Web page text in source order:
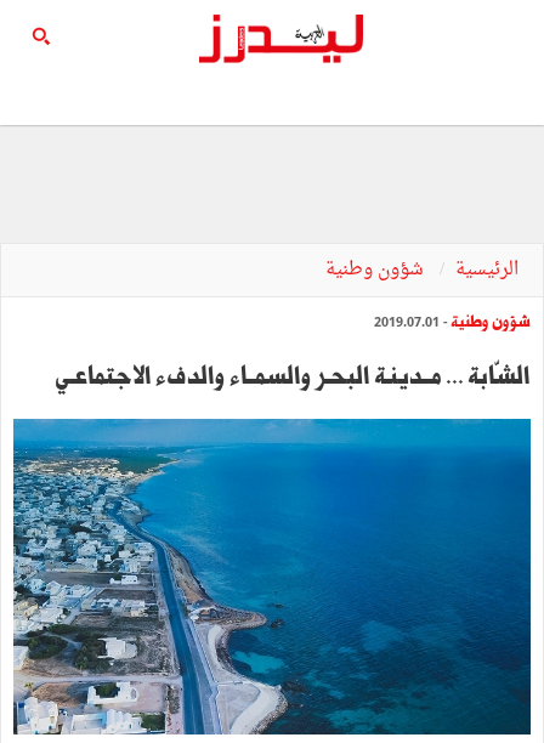
الرئيسية شؤون وطنية
شؤون وطنية- 2019.07.01
الشّابة ... مــدينـة البحـر والسمــاء والدفء الاجتماعـي